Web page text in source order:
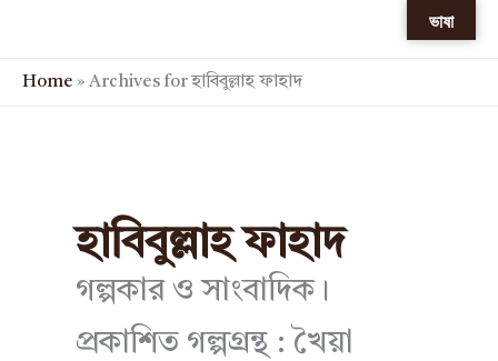
content
Home »Archives for হাবিবুল্লাহ ফাহাদ
হাবিবুল্লাহ ফাহাদ
গল্পকার ও সাংবাদিক।
প্রকাশিত গল্পগ্রন্থ : খৈয়া
ভাষা